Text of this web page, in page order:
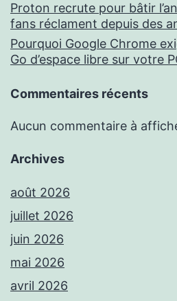
Proton recrute pour bâtir
fans réclament depuis des
Pourquoi Google Chrome
Go d’espace libre sur votre
Commentaires récents
Aucun commentaire à
Archives
août 2026
juillet 2026
juin 2026
mai 2026
avril 2026